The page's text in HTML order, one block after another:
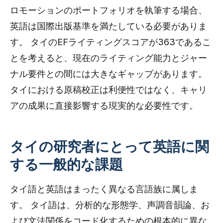
ロモーションのポートフォリオを執筆する場合、
英語は国際出版基準を満たしている必要がありま
す。 タイのEFライティングスコアが363であるこ
とを考えると、現在のライティング能力とジャー
ナル要件との間には大きなギャップがあります。
タイにおける原稿校正は利便性ではなく、キャリ
アの成果に直接影響する現実的な必要性です。
タイの研究者にとって英語に関
する一般的な課題
タイ語と英語はまったく異なる言語族に属しま
す。 タイ語は、分析的な形態学、声調音韻論、お
よび文法関係をコード化するための根本的に異な